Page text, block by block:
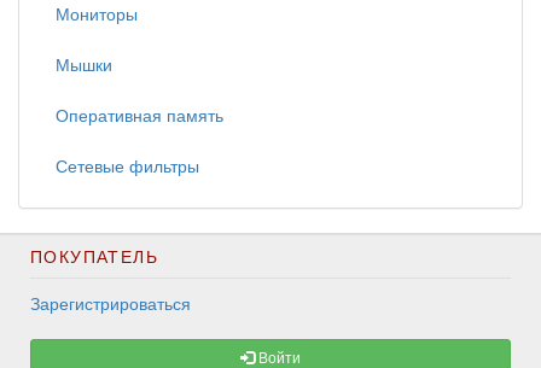
Мониторы
Мышки
Оперативная память
Сетевые фильтры
ПОКУПАТЕЛЬ
Зарегистрироваться
Войти